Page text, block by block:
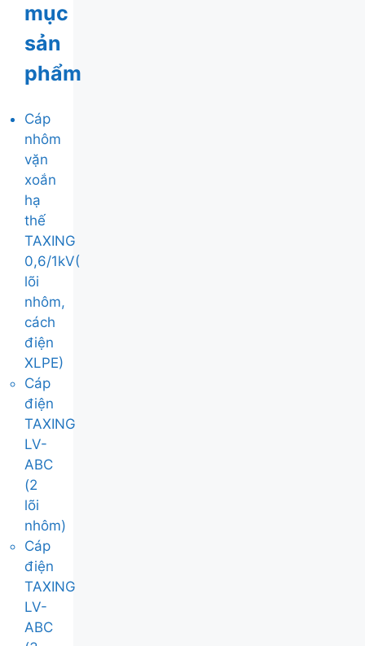
mục
sản
phẩm
Cáp
nhôm
vặn
xoắn
hạ
thế
TAXING
0,6/1kV(
lõi
nhôm,
cách
điện
XLPE)
Cáp
điện
TAXING
LV-
ABC
(2
lõi
nhôm)
Cáp
điện
TAXING
LV-
ABC